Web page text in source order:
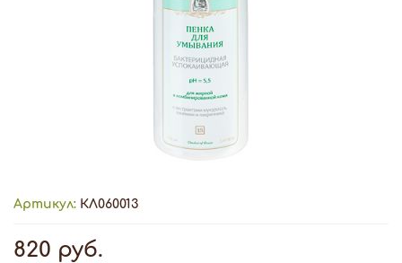
Артикул: КЛ060013
820 руб.